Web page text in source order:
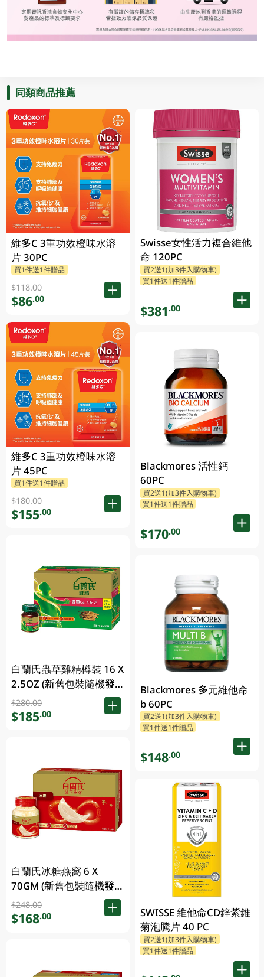
同類商品推薦
維多C 3重功效橙味水溶
片 30PC
買1件送1件贈品
$118.00
$86.00
維多C 3重功效橙味水溶
片 45PC
買1件送1件贈品
$180.00
$155.00
白蘭氏蟲草雞精樽裝 16 X
2.5OZ (新舊包裝隨機發
放)
$280.00
$185.00
白蘭氏冰糖燕窩 6 X
70GM (新舊包裝隨機發
放)
$248.00
$168.00
Swisse女性活力複合維他
命 120PC
買2送1(加3件入購物車)
買1件送1件贈品
$381.00
Blackmores 活性鈣
60PC
買2送1(加3件入購物車)
買1件送1件贈品
$170.00
Blackmores 多元維他命
b 60PC
買2送1(加3件入購物車)
買1件送1件贈品
$148.00
SWISSE 維他命CD鋅紫錐
菊泡騰片 40 PC
買2送1(加3件入購物車)
買1件送1件贈品